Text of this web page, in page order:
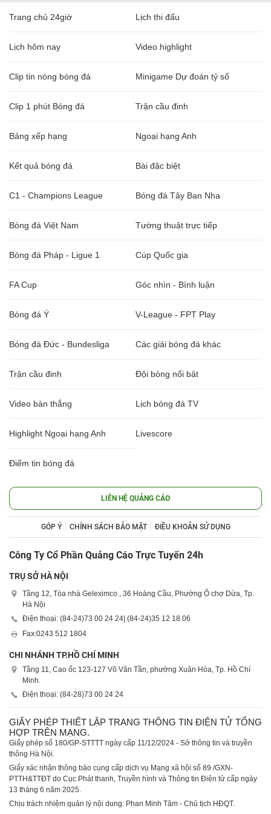
Trang chủ 24giờ Lịch thi đấu
Lịch hôm nay Video highlight
Clip tin nóng bóng đá Minigame Dự đoán tỷ số
Clip 1 phút Bóng đá Trận cầu đinh
Bảng xếp hạng Ngoại hạng Anh
Kết quả bóng đá Bài đặc biệt
C1 - Champions League Bóng đá Tây Ban Nha
Bóng đá Việt Nam Tường thuật trực tiếp
Bóng đá Pháp - Ligue 1 Cúp Quốc gia
FA Cup Góc nhìn - Bình luận
Bóng đá Ý V-League - FPT Play
Bóng đá Đức - Bundesliga Các giải bóng đá khác
Trận cầu đinh Đội bóng nổi bật
Video bàn thắng Lịch bóng đá TV
Highlight Ngoại hạng Anh Livescore
Điểm tin bóng đá
LIÊN HỆ QUẢNG CÁO
GÓP Ý CHÍNH SÁCH BẢO MẬT ĐIỀU KHOẢN SỬ DỤNG
Công Ty Cổ Phần Quảng Cáo Trực Tuyến 24h
TRỤ SỞ HÀ NỘI
Tầng 12, Tòa nhà Geleximco , 36 Hoàng Cầu, Phường Ô chợ Dừa, Tp.
Hà Nội
Điện thoại: (84-24)73 00 24 24| (84-24)35 12 18 06
Fax:0243 512 1804
CHI NHÁNH TP.HỒ CHÍ MINH
Tầng 11, Cao ốc 123-127 Võ Văn Tần, phường Xuân Hòa, Tp. Hồ Chí
Minh.
Điện thoại: (84-28)73 00 24 24
GIẤY PHÉP THIẾT LẬP TRANG THÔNG TIN ĐIỆN TỬ TỔNG
HỢP TRÊN MẠNG.
Giấy phép số 180/GP-STTTT ngày cấp 11/12/2024 - Sở thông tin và truyền
thông Hà Nội.
Giấy xác nhận thông báo cung cấp dịch vụ Mạng xã hội số 89 /GXN-
PTTH&TTĐT do Cục Phát thanh, Truyền hình và Thông tin Điện tử cấp ngày
13 tháng 6 năm 2025.
Chịu trách nhiệm quản lý nội dung: Phan Minh Tâm - Chủ tịch HĐQT.